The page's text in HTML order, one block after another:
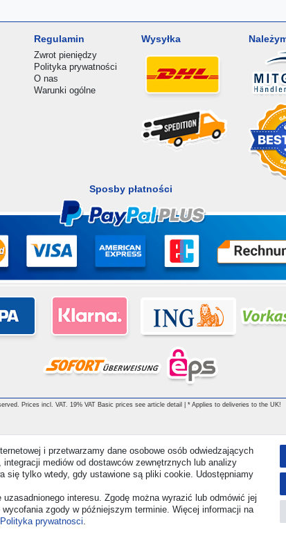
Regulamin
Zwrot pieniędzy
Polityka prywatności
O nas
Warunki ogólne
Wysyłka
Sposby płatności
Prices incl. VAT. 19% VAT Basic prices see article detail | * Applies to deliveries to the UK!
i przetwarzamy dane osobowe osób odwiedzających
mediów od dostawców zewnętrznych lub analizy
się tylko wtedy, gdy ustawione są pliki cookie. Udostępniamy
interesu. Zgodę można wyrazić lub odmówić jej
zgody w późniejszym terminie. Więcej informacji na
Polityka prywatnosci.